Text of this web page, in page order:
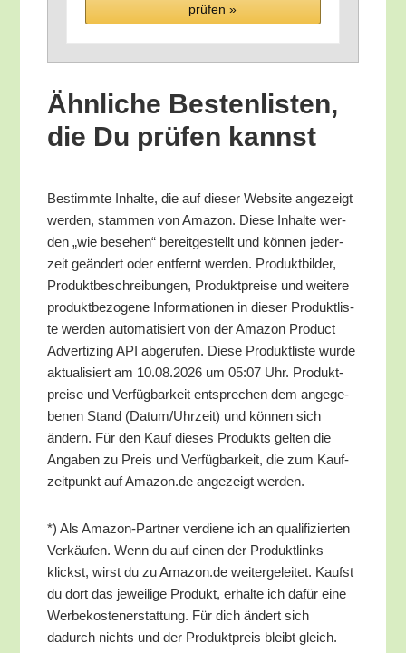
prü­fen »
Ähn­li­che Bes­ten­lis­ten,
die Du prü­fen kannst
Bestimm­te Inhal­te, die auf die­ser Web­site ange­zeigt
wer­den, stam­men von Ama­zon. Die­se Inhal­te wer­
den „wie bese­hen“ bereit­ge­stellt und kön­nen jeder­
zeit geän­dert oder ent­fernt wer­den. Pro­dukt­bil­der,
Pro­dukt­be­schrei­bun­gen, Pro­dukt­prei­se und wei­te­re
pro­dukt­be­zo­ge­ne Infor­ma­tio­nen in die­ser Pro­dukt­lis­
te wer­den auto­ma­ti­siert von der Ama­zon Pro­duct
Adver­tiz­ing API abge­ru­fen. Die­se Pro­dukt­lis­te wur­de
aktua­li­siert am 10.08.2026 um 05:07 Uhr. Pro­dukt­
prei­se und Ver­füg­bar­keit ent­spre­chen dem ange­ge­
be­nen Stand (Datum/​Uhrzeit) und kön­nen sich
ändern. Für den Kauf die­ses Pro­dukts gel­ten die
Anga­ben zu Preis und Ver­füg­bar­keit, die zum Kauf­
zeit­punkt auf Amazon.de ange­zeigt werden.
*) Als Ama­zon-Part­ner ver­die­ne ich an qua­li­fi­zier­ten
Ver­käu­fen. Wenn du auf einen der Pro­dukt­links
klickst, wirst du zu Amazon.de wei­ter­ge­lei­tet. Kaufst
du dort das jewei­li­ge Pro­dukt, erhal­te ich dafür eine
Wer­be­kos­ten­er­stat­tung. Für dich ändert sich
dadurch nichts und der Pro­dukt­preis bleibt gleich.